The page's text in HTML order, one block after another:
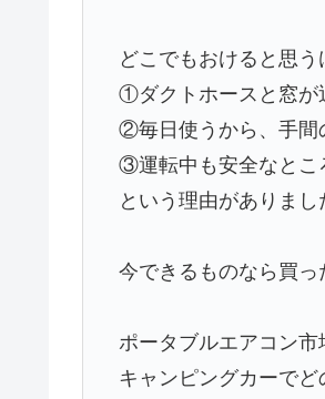
どこでもおけると思
①ダクトホースと窓が
②毎日使うから、手間
③運転中も安全なとこ
という理由がありまし
今できるものなら買
ポータブルエアコン市
キャンピングカーで